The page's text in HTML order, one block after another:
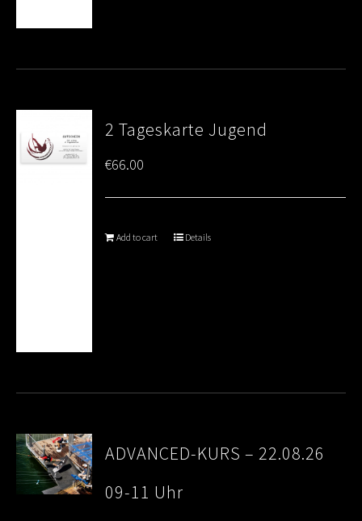
2 Tageskarte Jugend
€66.00
Add to cart Details
ADVANCED-KURS – 22.08.26
09-11 Uhr